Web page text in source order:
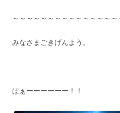
～～～～～～～～～～～～～～
みなさまごきげんよう。
ぱぁーーーーーー！！